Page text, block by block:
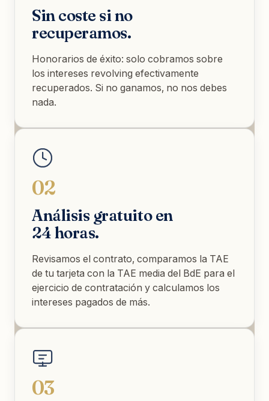
Sin coste si no
recuperamos.
Honorarios de éxito: solo cobramos sobre
los intereses revolving efectivamente
recuperados. Si no ganamos, no nos debes
nada.
02
Análisis gratuito en
24 horas.
Revisamos el contrato, comparamos la TAE
de tu tarjeta con la TAE media del BdE para el
ejercicio de contratación y calculamos los
intereses pagados de más.
03